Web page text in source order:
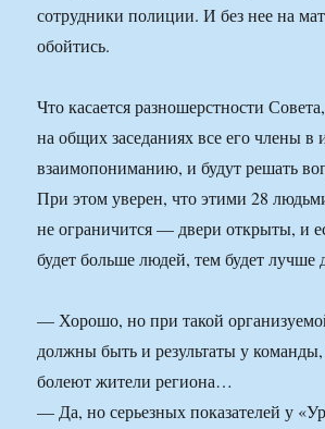
сотрудники полиции. И без нее на
обойтись.
Что касается разношерстности
на общих заседаниях все его члены в
взаимопониманию, и будут решать
При этом уверен, что этими 28
не ограничится — двери открыты, и
будет больше людей, тем будет лучше
— Хорошо, но при такой
должны быть и результаты у
болеют жители региона…
— Да, но серьезных показателей у